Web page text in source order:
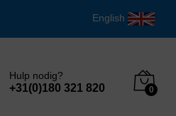
English
Hulp nodig?
+31(0)180 321 820 0